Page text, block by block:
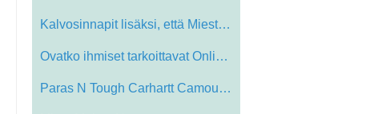
Kalvosinnapit lisäksi, että Miesten mu…
Ovatko ihmiset tarkoittavat Online vain …
Paras N Tough Carhartt Camouflage WorkCa…